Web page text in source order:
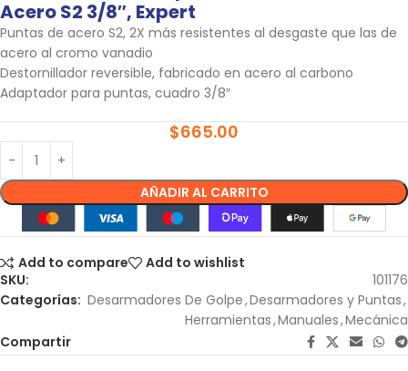
Acero S2 3/8″, Expert
Puntas de acero S2, 2X más resistentes al desgaste que las de
acero al cromo vanadio
Destornillador reversible, fabricado en acero al carbono
Adaptador para puntas, cuadro 3/8″
$665.00
AÑADIR AL CARRITO
Add to compare
Add to wishlist
SKU:
101176
Categorías: Desarmadores De Golpe,Desarmadores y Puntas,
Herramientas,Manuales,Mecánica
Compartir